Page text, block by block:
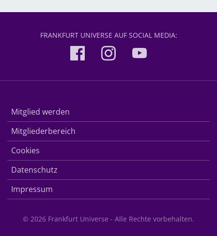
FRANKFURT UNIVERSE AUF SOCIAL MEDIA:
Mitglied werden
Mitgliederbereich
Cookies
Datenschutz
Impressum
© 2026 Frankfurt Universe - Alle Rechte vorbehalten.